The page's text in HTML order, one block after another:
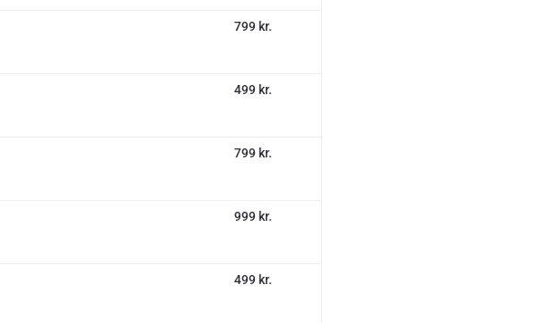
799 kr.
499 kr.
799 kr.
999 kr.
499 kr.